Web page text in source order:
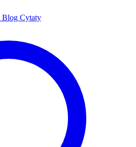
Blog Cytaty